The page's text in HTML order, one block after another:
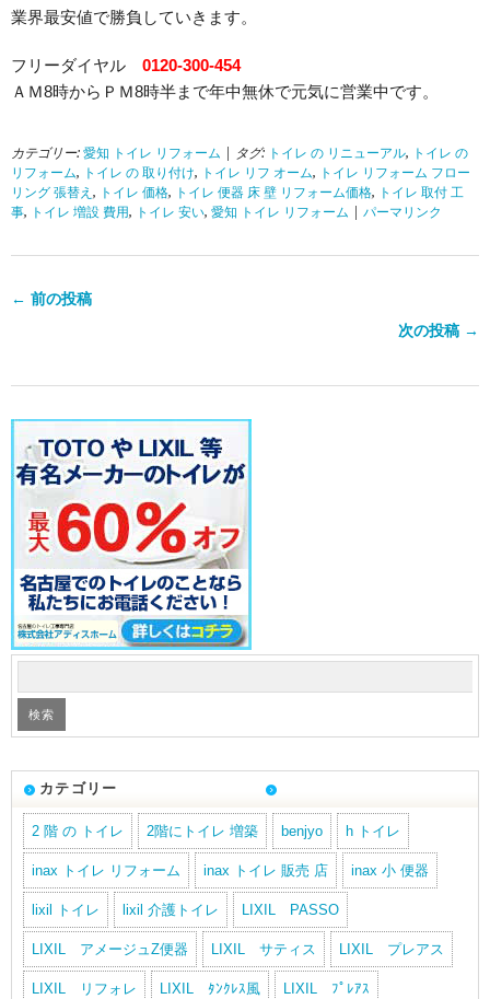
業界最安値で勝負していきます。
フリーダイヤル 0120-300-454
ＡＭ8時からＰＭ8時半まで年中無休で元気に営業中です。
カテゴリー: 愛知 トイレ リフォーム | タグ: トイレ の リニューアル, トイレ の
リフォーム, トイレ の 取り付け, トイレ リフ オーム, トイレ リフォーム フロー
リング 張替え , トイレ 価格, トイレ 便器 床 壁 リフォーム価格, トイレ 取付 工
事, トイレ 増設 費用, トイレ 安い, 愛知 トイレ リフォーム パーマリンク
← 前の投稿
次の投稿 →
カテゴリー
2 階 の トイレ 2階にトイレ 増築 benjyo h トイレ
inax トイレ リフォーム inax トイレ 販売 店 inax 小 便器
lixil トイレ lixil 介護トイレ LIXIL PASSO
LIXIL アメージュZ便器 LIXIL サティス LIXIL プレアス
LIXIL リフォレ LIXIL ﾀﾝｸﾚｽ風 LIXIL ﾌﾟﾚｱｽ